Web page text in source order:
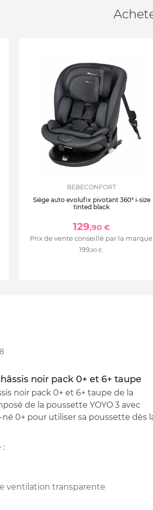
BEBECONFORT
Siège auto evolufix pivotant 360° i-size
tinted black
129,90 €
Prix de vente conseillé par la marque
199,90 €
noir pack 0+ et 6+ taupe
noir pack 0+ et 6+ taupe de la
de la poussette YOYO 3 avec
né 0+ pour utiliser sa poussette dès
:
ventilation transparente